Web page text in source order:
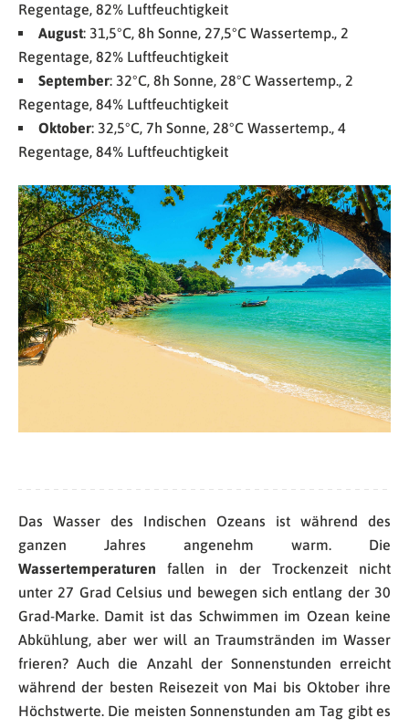
Regentage, 82% Luftfeuchtigkeit
August: 31,5°C, 8h Sonne, 27,5°C Wassertemp., 2
Regentage, 82% Luftfeuchtigkeit
September: 32°C, 8h Sonne, 28°C Wassertemp., 2
Regentage, 84% Luftfeuchtigkeit
Oktober: 32,5°C, 7h Sonne, 28°C Wassertemp., 4
Regentage, 84% Luftfeuchtigkeit
Das Wasser des Indischen Ozeans ist während des
ganzen Jahres angenehm warm. Die
Wassertemperaturen fallen in der Trockenzeit nicht
unter 27 Grad Celsius und bewegen sich entlang der 30
Grad-Marke. Damit ist das Schwimmen im Ozean keine
Abkühlung, aber wer will an Traumstränden im Wasser
frieren? Auch die Anzahl der Sonnenstunden erreicht
während der besten Reisezeit von Mai bis Oktober ihre
Höchstwerte. Die meisten Sonnenstunden am Tag gibt es